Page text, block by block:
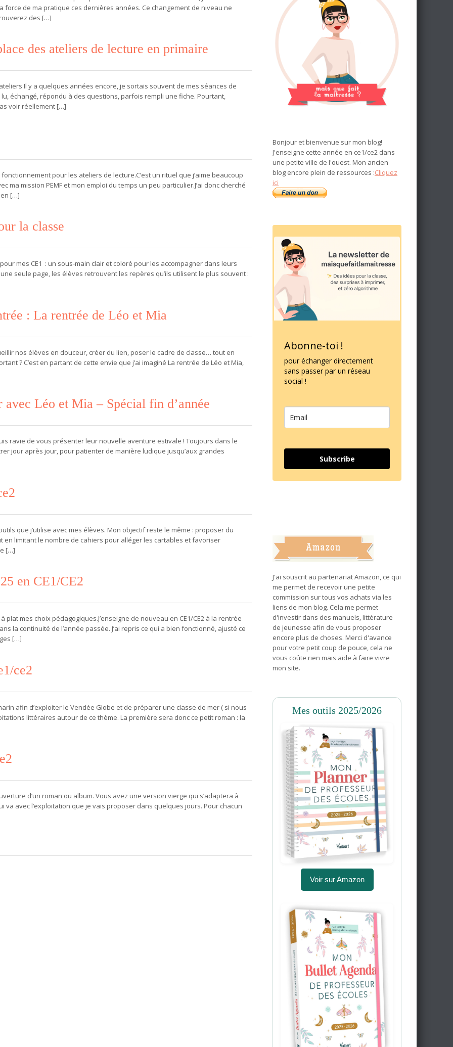
de ma pratique ces dernières années. Ce changement de niveau ne
des […]
des ateliers de lecture en primaire
Il y a quelques années encore, je sortais souvent de mes séances de
échangé, répondu à des questions, parfois rempli une fiche. Pourtant,
voir réellement […]
pour les ateliers de lecture.C’est un rituel que j’aime beaucoup
ma mission PEMF et mon emploi du temps un peu particulier.J’ai donc cherché
[…]
la classe
mes CE1 : un sous-main clair et coloré pour les accompagner dans leurs
seule page, les élèves retrouvent les repères qu’ils utilisent le plus souvent :
: La rentrée de Léo et Mia
nos élèves en douceur, créer du lien, poser le cadre de classe… tout en
? C’est en partant de cette envie que j’ai imaginé La rentrée de Léo et Mia,
Léo et Mia – Spécial fin d’année
ravie de vous présenter leur nouvelle aventure estivale ! Toujours dans le
jour après jour, pour patienter de manière ludique jusqu’aux grandes
que j’utilise avec mes élèves. Mon objectif reste le même : proposer du
limitant le nombre de cahiers pour alléger les cartables et favoriser
[…]
en CE1/CE2
mes choix pédagogiques.J’enseigne de nouveau en CE1/CE2 à la rentrée
la continuité de l’année passée. J’ai repris ce qui a bien fonctionné, ajusté ce
[…]
ce2
afin d’exploiter le Vendée Globe et de préparer une classe de mer ( si nous
littéraires autour de ce thème. La première sera donc ce petit roman : la
d’un roman ou album. Vous avez une version vierge qui s’adaptera à
avec l’exploitation que je vais proposer dans quelques jours. Pour chacun
Bonjour et bienvenue sur mon blog!
J'enseigne cette année en ce1/ce2 dans
une petite ville de l'ouest. Mon ancien
blog encore plein de ressources :Cliquez
ici
Abonne-toi !
pour échanger directement
sans passer par un réseau
social !
Subscribe
J'ai souscrit au partenariat Amazon, ce qui
me permet de recevoir une petite
commission sur tous vos achats via les
liens de mon blog. Cela me permet
d'investir dans des manuels, littérature
de jeunesse afin de vous proposer
encore plus de choses. Merci d'avance
pour votre petit coup de pouce, cela ne
vous coûte rien mais aide à faire vivre
mon site.
Mes outils 2025/2026
Voir sur Amazon